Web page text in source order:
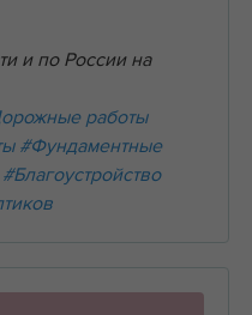
и по России на
работы
#Фундаментные
#Благоустройство